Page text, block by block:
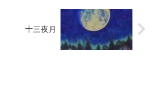
十三夜月